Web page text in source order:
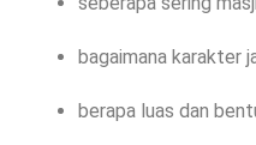
bagaimana karakter
berapa luas dan